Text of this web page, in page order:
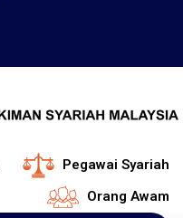
Pegawai Syariah
Orang Awam